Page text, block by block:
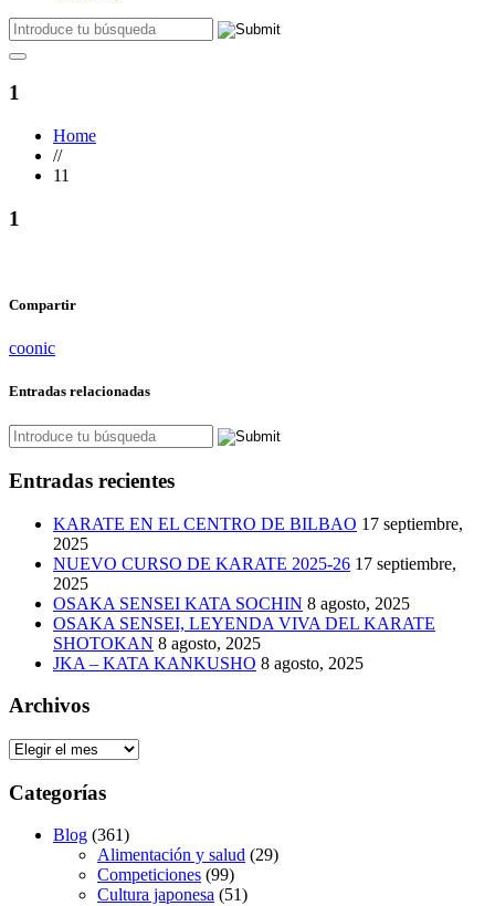
1
Home
//
11
1
Compartir
coonic
Entradas relacionadas
Entradas recientes
KARATE EN EL CENTRO DE BILBAO 17 septiembre,
2025
NUEVO CURSO DE KARATE 2025-26 17 septiembre,
2025
OSAKA SENSEI KATA SOCHIN 8 agosto, 2025
OSAKA SENSEI, LEYENDA VIVA DEL KARATE
SHOTOKAN 8 agosto, 2025
JKA – KATA KANKUSHO 8 agosto, 2025
Archivos
Archivos
Categorías
Blog (361)
Alimentación y salud (29)
Competiciones (99)
Cultura japonesa (51)